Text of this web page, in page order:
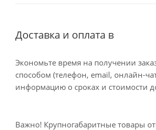
Доставка и оплата в
Экономьте время на получении
способом (телефон, email, онлайн-
информацию о сроках и стоимости
Важно! Крупногабаритные товары